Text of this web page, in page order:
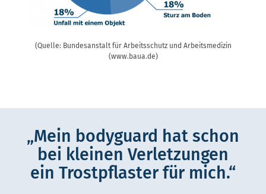
(Quelle: Bundesanstalt für Arbeitsschutz und Arbeitsmedizin
(www.baua.de)
„Mein bodyguard hat schon
bei kleinen Verletzungen
ein Trostpflaster für mich.“